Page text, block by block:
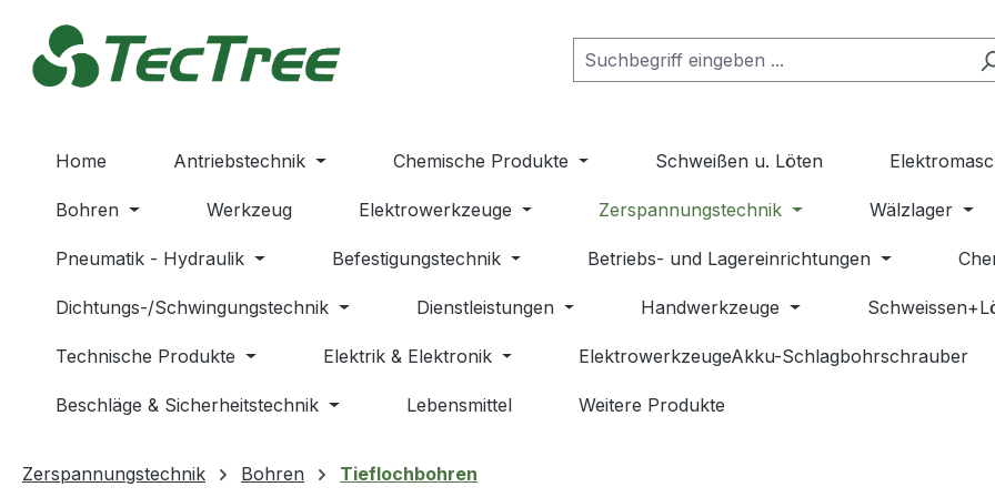
Hauptinhalt springen
Zur Suche springen
Zur Hauptnavigation springen
Home Antriebstechnik Chemische Produkte Schweißen u. Löten
Bohren Werkzeug Elektrowerkzeuge Zerspannungstechnik Wälzlager
Pneumatik - Hydraulik Befestigungstechnik Betriebs- und Lagereinrichtungen
Dichtungs-/Schwingungstechnik Dienstleistungen Handwerkzeuge
Technische Produkte Elektrik & Elektronik ElektrowerkzeugeAkku-Schlagbohrschrauber
Beschläge & Sicherheitstechnik Lebensmittel Weitere Produkte
Zerspannungstechnik Bohren Tieflochbohren